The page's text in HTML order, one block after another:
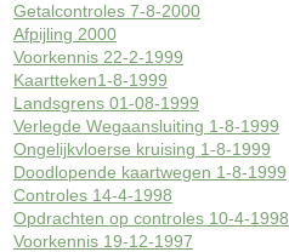
Getalcontroles 7-8-2000
Afpijling 2000
Voorkennis 22-2-1999
Kaartteken1-8-1999
Landsgrens 01-08-1999
Verlegde Wegaansluiting 1-8-1999
Ongelijkvloerse kruising 1-8-1999
Doodlopende kaartwegen 1-8-1999
Controles 14-4-1998
Opdrachten op controles 10-4-1998
Voorkennis 19-12-1997